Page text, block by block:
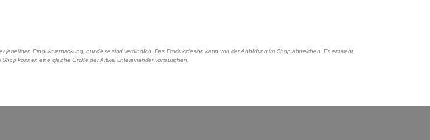
Produktverpackung, nur diese sind verbindlich. Das Produktdesign kann von der Abbildung im Shop abweichen. Es entsteht
können eine gleiche Größe der Artikel untereinander vortäuschen.